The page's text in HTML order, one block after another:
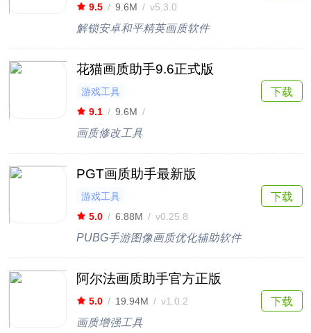
9.5 / 9.6M / v5.3.0
解锁安卓和平精英画质软件
花猫画质助手9.6正式版
游戏工具
9.1 / 9.6M /
画质修改工具
下载
PGT画质助手最新版
游戏工具
5.0 / 6.88M / v0.25.8
PUBG手游图像画质优化辅助软件
下载
阿尔法画质助手官方正版
5.0 / 19.94M / v1.0.2
画质增强工具
下载